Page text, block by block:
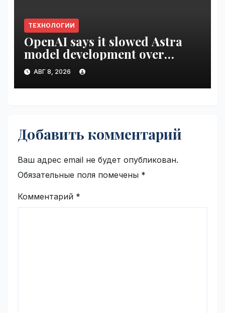
ТЕХНОЛОГИИ
OpenAI says it slowed Astra
model development over
security concerns | VseTime.ru
АВГ 8, 2026
Добавить комментарий
Ваш адрес email не будет опубликован.
Обязательные поля помечены *
Комментарий *